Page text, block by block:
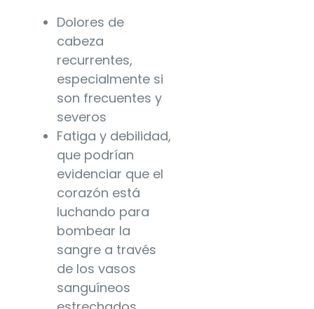
Dolores de
cabeza
recurrentes,
especialmente si
son frecuentes y
severos
Fatiga y debilidad,
que podrían
evidenciar que el
corazón está
luchando para
bombear la
sangre a través
de los vasos
sanguíneos